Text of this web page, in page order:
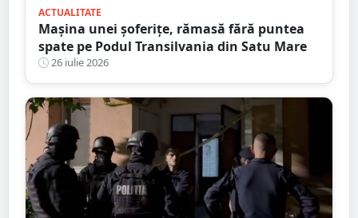
ACTUALITATE
Mașina unei șoferițe, rămasă fără puntea
spate pe Podul Transilvania din Satu Mare
26 iulie 2026